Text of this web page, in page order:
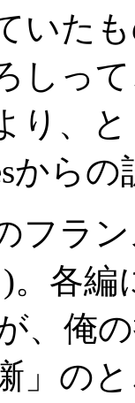
いた
しっ
り、
から
フラ
。各
、俺
」の